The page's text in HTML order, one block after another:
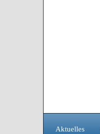
Aktuelles